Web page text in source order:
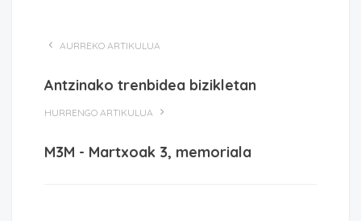
AURREKO ARTIKULUA
Antzinako trenbidea bizikletan
HURRENGO ARTIKULUA
M3M - Martxoak 3, memoriala